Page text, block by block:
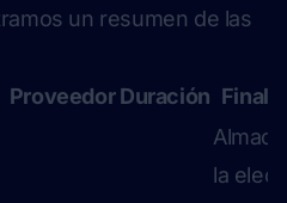
un resumen de las
Proveedor Duración
la